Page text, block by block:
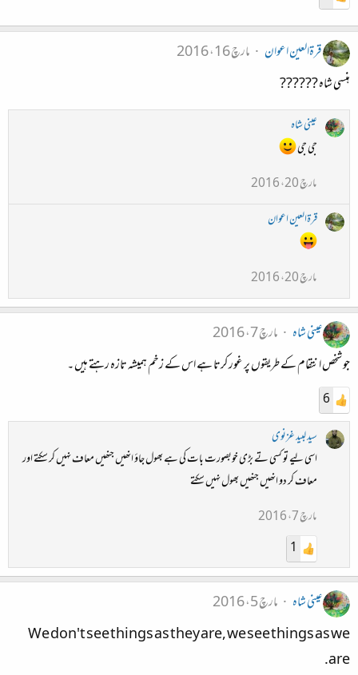
قرۃالعین اعوان
مارچ 16، 2016
ہنسی شاہ ??????
عینی شاہ
جی جی
مارچ 20، 2016
قرۃالعین اعوان
مارچ 20، 2016
عینی شاہ
مارچ 7، 2016
جو شخص انتقام کے طریقوں پر غور کرتا ہے اس کے زخم ہمیشہ تازہ رہتے ہیں ۔
6
سید لبید غزنوی
اسی لیے تو کسی تے بڑی خوبصورت بات کی ہے بھول جاؤ انھیں جنھیں معاف نہیں کر سکتے اور
معاف کر دو انھیں جنھیں بھول نہیں سکتے
مارچ 7، 2016
1
عینی شاہ
مارچ 5، 2016
We don't see things as they are, we see things as we
are.